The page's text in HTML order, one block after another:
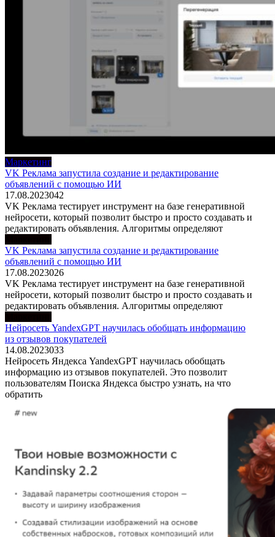
Маркетинг
VK Реклама запустила создание и редактирование
объявлений с помощью ИИ
17.08.2023042
VK Реклама тестирует инструмент на базе генеративной
нейросети, который позволит быстро и просто создавать и
редактировать объявления. Алгоритмы определяют
VK Реклама запустила создание и редактирование
объявлений с помощью ИИ
17.08.2023026
VK Реклама тестирует инструмент на базе генеративной
нейросети, который позволит быстро и просто создавать и
редактировать объявления. Алгоритмы определяют
Нейросеть YandexGPT научилась обобщать информацию
из отзывов покупателей
14.08.2023033
Нейросеть Яндекса YandexGPT научилась обобщать
информацию из отзывов покупателей. Это позволит
пользователям Поиска Яндекса быстро узнать, на что
обратить